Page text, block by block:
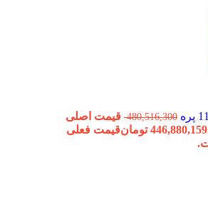
480,516,300 قیمت اصلی
446,880,159 تومانقیمت فعلی